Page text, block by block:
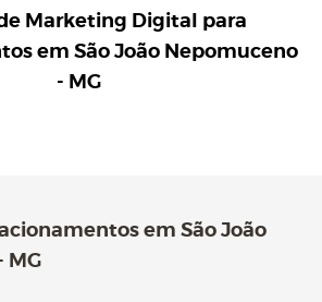
Marketing Digital para
em São João Nepomuceno
- MG
em São João
MG